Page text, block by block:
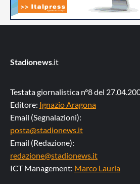
Stadionews .it
Testata giornalistica n°8 del
Editore: Ignazio Aragona
Email (Segnalazioni):
posta@stadionews.it
Email (Redazione):
redazione@stadionews.it
ICT Management: Marco Lauria